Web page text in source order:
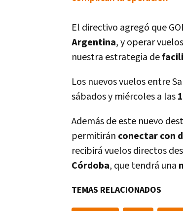
El directivo agregó que
Argentina, y operar
nuestra estrategia de
Los nuevos vuelos entre
sábados y miércoles a las
Además de este nuevo
permitirán conectar con
recibirá vuelos directos
Córdoba, que tendrá una
TEMAS RELACIONADOS